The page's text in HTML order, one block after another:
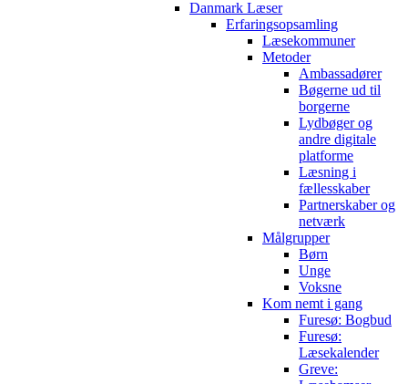
Danmark Læser
Erfaringsopsamling
Læsekommuner
Metoder
Ambassadører
Bøgerne ud til
borgerne
Lydbøger og
andre digitale
platforme
Læsning i
fællesskaber
Partnerskaber og
netværk
Målgrupper
Børn
Unge
Voksne
Kom nemt i gang
Furesø: Bogbud
Furesø:
Læsekalender
Greve: